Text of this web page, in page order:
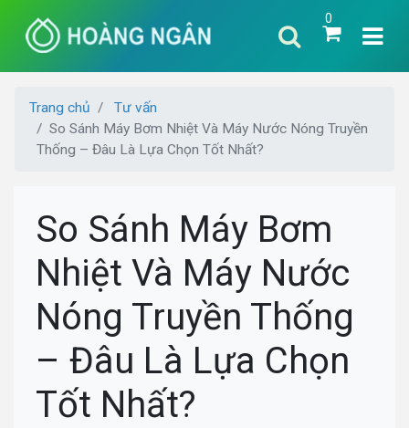
0
Trang chủ
Tư vấn
So Sánh Máy Bơm Nhiệt Và Máy Nước Nóng Truyền
Thống – Đâu Là Lựa Chọn Tốt Nhất?
So Sánh Máy Bơm
Nhiệt Và Máy Nước
Nóng Truyền Thống
– Đâu Là Lựa Chọn
Tốt Nhất?